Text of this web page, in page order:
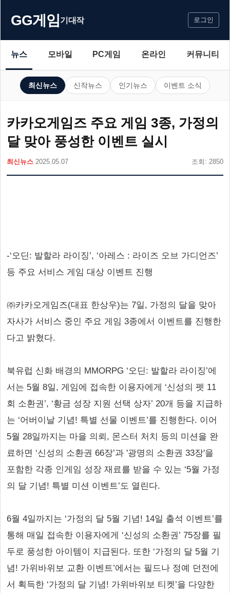
GG게임기대작 로그인
뉴스 모바일 PC게임 온라인 커뮤니티
최신뉴스 신작뉴스 인기뉴스 이벤트 소식
카카오게임즈 주요 게임 3종, 가정의
달 맞아 풍성한 이벤트 실시
최신뉴스 2025.05.07 조회: 2850
-‘오딘: 발할라 라이징’, ‘아레스 : 라이즈 오브 가디언즈’
등 주요 서비스 게임 대상 이벤트 진행
㈜카카오게임즈(대표 한상우)는 7일, 가정의 달을 맞아
자사가 서비스 중인 주요 게임 3종에서 이벤트를 진행한
다고 밝혔다.
북유럽 신화 배경의 MMORPG ‘오딘: 발할라 라이징’에
서는 5월 8일, 게임에 접속한 이용자에게 ‘신성의 펫 11
회 소환권’, ‘황금 성장 지원 선택 상자’ 20개 등을 지급하
는 ‘어버이날 기념! 특별 선물 이벤트’를 진행한다. 이어
5월 28일까지는 마을 의뢰, 몬스터 처치 등의 미션을 완
료하면 ‘신성의 소환권 66장’과 '광명의 소환권 33장'을
포함한 각종 인게임 성장 재료를 받을 수 있는 ‘5월 가정
의 달 기념! 특별 미션 이벤트’도 열린다.
6월 4일까지는 ‘가정의 달 5월 기념! 14일 출석 이벤트’를
통해 매일 접속한 이용자에게 ‘신성의 소환권’ 75장를 필
두로 풍성한 아이템이 지급된다. 또한 ‘가정의 달 5월 기
념! 가위바위보 교환 이벤트’에서는 필드나 정예 던전에
서 획득한 ‘가정의 달 기념! 가위바위보 티켓’을 다양한